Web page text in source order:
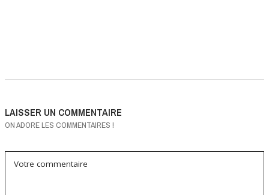
LAISSER UN COMMENTAIRE
ON ADORE LES COMMENTAIRES !
Votre commentaire